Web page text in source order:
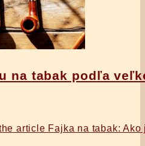
na tabak podľa